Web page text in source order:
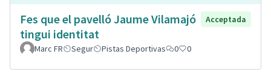
Fes que el pavelló Jaume Vilamajó
tingui identitat
Acceptada
Marc FR Segur Pistas Deportivas 0 0